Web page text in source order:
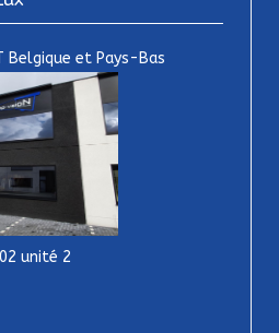
Belgique et Pays-Bas
unité 2